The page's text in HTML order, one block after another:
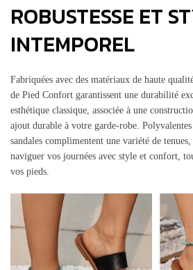
ROBUSTESSE ET
INTEMPOREL
Fabriquées avec des matériaux de haute
de Pied Confort garantissent une durabilité
esthétique classique, associée à une
ajout durable à votre garde-robe.
sandales complimentent une variété de
naviguer vos journées avec style et confort,
vos pieds.